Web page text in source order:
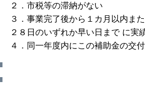
２．市税等の滞納がない
３．事業完了後から１カ月以内ま
２８日のいずれか早い日まで に実
４．同一年度内にこの補助金の交